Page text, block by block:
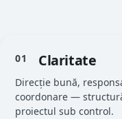
01 Claritate
Direcție bună,
coordonare —
proiectul sub control.